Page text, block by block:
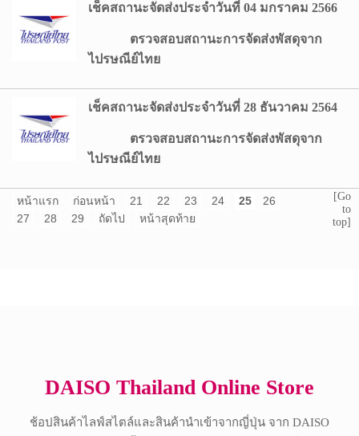
เช็คสถานะจัดส่งประจำวันที่ 04 มกราคม 2566
ตรวจสอบสถานะการจัดส่งพัสดุจาก
ไปรษณีย์ไทย
เช็คสถานะจัดส่งประจำวันที่ 28 ธันวาคม 2564
ตรวจสอบสถานะการจัดส่งพัสดุจาก
ไปรษณีย์ไทย
หน้าแรก ก่อนหน้า 21 22 23 24 25
26
27
28 29 ถัดไป หน้าสุดท้าย
[Go
to
top]
DAISO Thailand Online Store
ช้อปสินค้าไลฟ์สไตล์และสินค้านำเข้าจากญี่ปุ่น จาก DAISO